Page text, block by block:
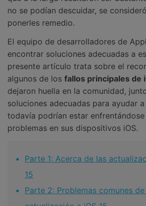
no se podían descuidar, se
ponerles remedio.
El equipo de desarrolladores de
encontrar soluciones adecuadas a
presente artículo trata sobre el
algunos de los fallos principales de
dejaron huella en la comunidad,
soluciones adecuadas para ayudar
todavía podrían estar
problemas en sus dispositivos iOS.
Parte 1: Acerca de las
15
Parte 2: Problemas comunes de